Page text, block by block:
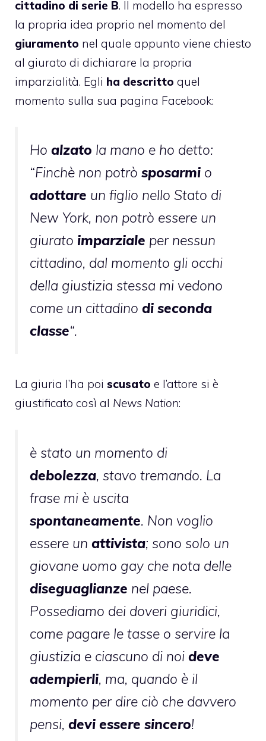
cittadino di serie B. Il modello ha espresso
la propria idea proprio nel momento del
giuramento nel quale appunto viene chiesto
al giurato di dichiarare la propria
imparzialità. Egli ha descritto quel
momento sulla sua pagina Facebook:
Ho alzato la mano e ho detto:
“Finchè non potrò sposarmi o
adottare un figlio nello Stato di
New York, non potrò essere un
giurato imparziale per nessun
cittadino, dal momento gli occhi
della giustizia stessa mi vedono
come un cittadino di seconda
classe“.
La giuria l’ha poi scusato e l’attore si è
giustificato così al News Nation:
è stato un momento di
debolezza, stavo tremando. La
frase mi è uscita
spontaneamente. Non voglio
essere un attivista; sono solo un
giovane uomo gay che nota delle
diseguaglianze nel paese.
Possediamo dei doveri giuridici,
come pagare le tasse o servire la
giustizia e ciascuno di noi deve
adempierli, ma, quando è il
momento per dire ciò che davvero
pensi, devi essere sincero!